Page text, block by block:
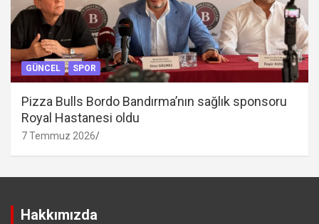
GÜNCEL SPOR
Pizza Bulls Bordo Bandırma’nın sağlık sponsoru
Royal Hastanesi oldu
7 Temmuz 2026
Hakkımızda